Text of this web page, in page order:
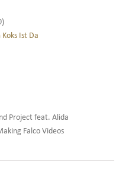
Ist Da
Project feat. Alida
Falco Videos